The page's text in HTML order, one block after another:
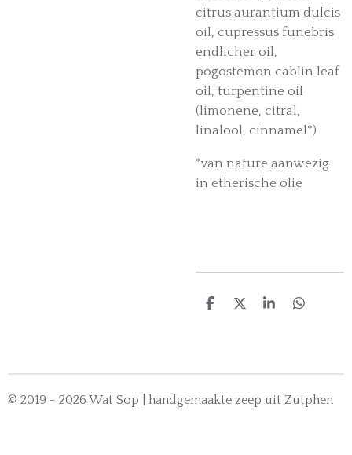
citrus aurantium dulcis
oil, cupressus funebris
endlicher oil,
pogostemon cablin leaf
oil, turpentine oil
(limonene, citral,
linalool, cinnamel*)
*van nature aanwezig
in etherische olie
D
D
S
D
© 2019 - 2026 Wat Sop | handgemaakte zeep uit Zutphen